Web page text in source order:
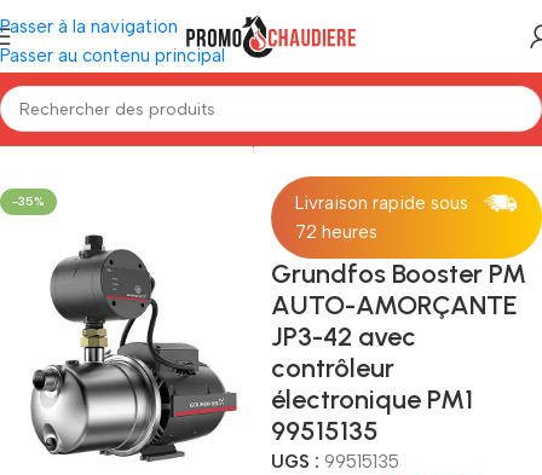
Passer à la navigation
Passer au contenu principal
Accueil/Traitement d'eau/Pompe
-35%
Livraison rapide sous
72 heures
Grundfos Booster PM
AUTO-AMORÇANTE
JP3-42 avec
contrôleur
électronique PM1
99515135
UGS : 99515135